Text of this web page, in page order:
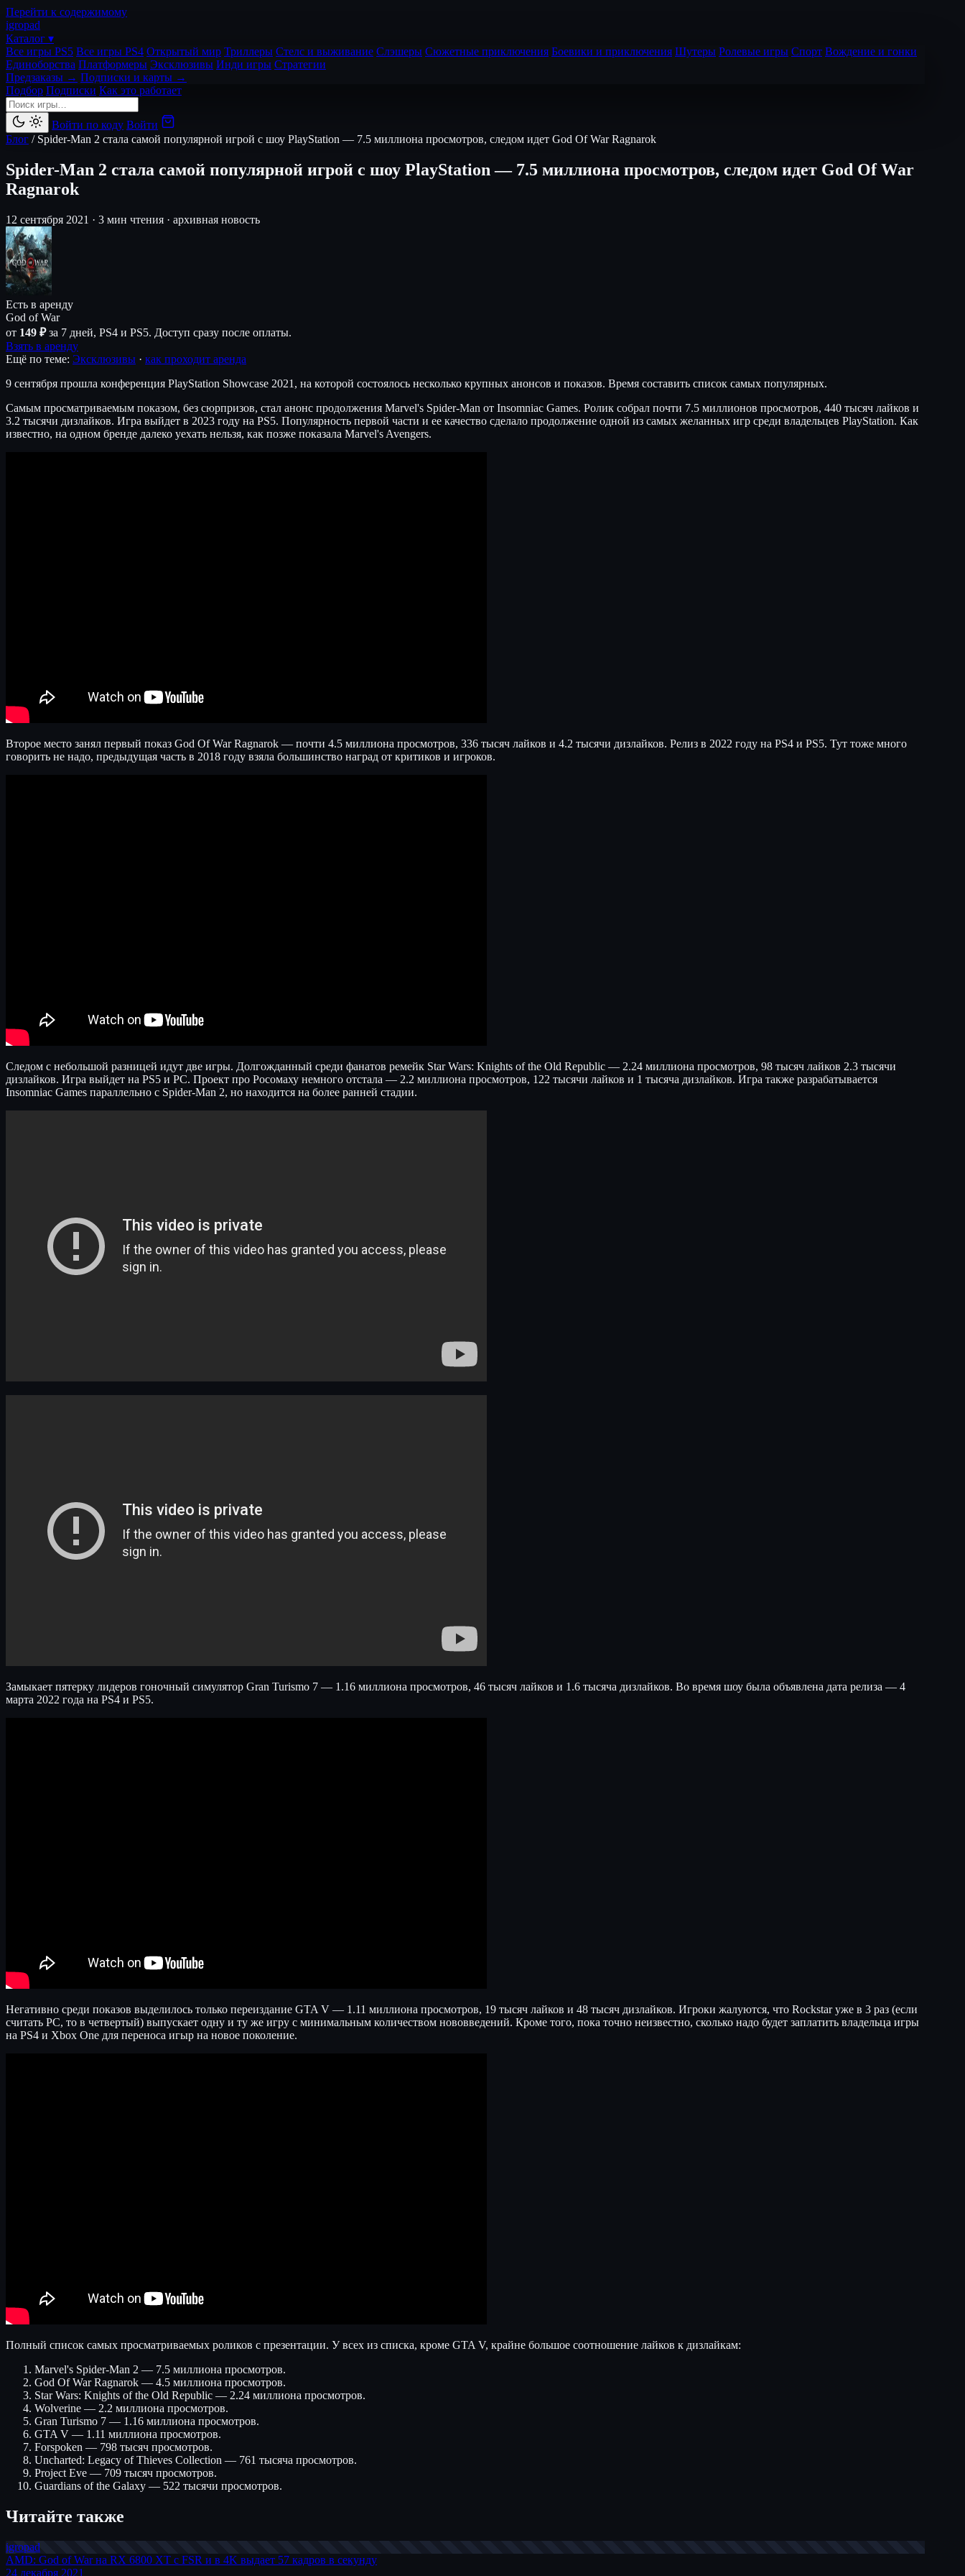
Перейти к содержимому
igropad
Каталог ▾
Все игры PS5 Все игры PS4 Открытый мир Триллеры Стелс и выживание Слэшеры Сюжетные приключения Боевики и приключения Шутеры Ролевые игры Спорт Вождение и гонки
Единоборства Платформеры Эксклюзивы Инди игры Стратегии
Предзаказы → Подписки и карты →
Подбор Подписки Как это работает
Войти по коду Войти
Блог / Spider-Man 2 стала самой популярной игрой с шоу PlayStation — 7.5 миллиона просмотров, следом идет God Of War Ragnarok
Spider-Man 2 стала самой популярной игрой с шоу PlayStation — 7.5 миллиона просмотров, следом идет God Of War
Ragnarok
12 сентября 2021 · 3 мин чтения · архивная новость
Есть в аренду
God of War
от 149 ₽за 7 дней, PS4 и PS5. Доступ сразу после оплаты.
Взять в аренду
Ещё по теме: Эксклюзивы · как проходит аренда
9 сентября прошла конференция PlayStation Showcase 2021, на которой состоялось несколько крупных анонсов и показов. Время составить список самых популярных.
Самым просматриваемым показом, без сюрпризов, стал анонс продолжения Marvel's Spider-Man от Insomniac Games. Ролик собрал почти 7.5 миллионов просмотров, 440 тысяч лайков и
3.2 тысячи дизлайков. Игра выйдет в 2023 году на PS5. Популярность первой части и ее качество сделало продолжение одной из самых желанных игр среди владельцев PlayStation. Как
известно, на одном бренде далеко уехать нельзя, как позже показала Marvel's Avengers.
Второе место занял первый показ God Of War Ragnarok — почти 4.5 миллиона просмотров, 336 тысяч лайков и 4.2 тысячи дизлайков. Релиз в 2022 году на PS4 и PS5. Тут тоже много
говорить не надо, предыдущая часть в 2018 году взяла большинство наград от критиков и игроков.
Следом с небольшой разницей идут две игры. Долгожданный среди фанатов ремейк Star Wars: Knights of the Old Republic — 2.24 миллиона просмотров, 98 тысяч лайков 2.3 тысячи
дизлайков. Игра выйдет на PS5 и PC. Проект про Росомаху немного отстала — 2.2 миллиона просмотров, 122 тысячи лайков и 1 тысяча дизлайков. Игра также разрабатывается
Insomniac Games параллельно с Spider-Man 2, но находится на более ранней стадии.
Замыкает пятерку лидеров гоночный симулятор Gran Turismo 7 — 1.16 миллиона просмотров, 46 тысяч лайков и 1.6 тысяча дизлайков. Во время шоу была объявлена дата релиза — 4
марта 2022 года на PS4 и PS5.
Негативно среди показов выделилось только переиздание GTA V — 1.11 миллиона просмотров, 19 тысяч лайков и 48 тысяч дизлайков. Игроки жалуются, что Rockstar уже в 3 раз (если
считать PC, то в четвертый) выпускает одну и ту же игру с минимальным количеством нововведений. Кроме того, пока точно неизвестно, сколько надо будет заплатить владельца игры
на PS4 и Xbox One для переноса игыр на новое поколение.
Полный список самых просматриваемых роликов с презентации. У всех из списка, кроме GTA V, крайне большое соотношение лайков к дизлайкам:
Marvel's Spider-Man 2 — 7.5 миллиона просмотров.
God Of War Ragnarok — 4.5 миллиона просмотров.
Star Wars: Knights of the Old Republic — 2.24 миллиона просмотров.
Wolverine — 2.2 миллиона просмотров.
Gran Turismo 7 — 1.16 миллиона просмотров.
GTA V — 1.11 миллиона просмотров.
Forspoken — 798 тысяч просмотров.
Uncharted: Legacy of Thieves Collection — 761 тысяча просмотров.
Project Eve — 709 тысяч просмотров.
Guardians of the Galaxy — 522 тысячи просмотров.
Читайте также
igropad
AMD: God of War на RX 6800 XT с FSR и в 4K выдает 57 кадров в секунду
24 декабря 2021